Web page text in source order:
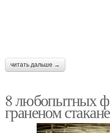
читать дальше →
8 любопытных
граненом стакане